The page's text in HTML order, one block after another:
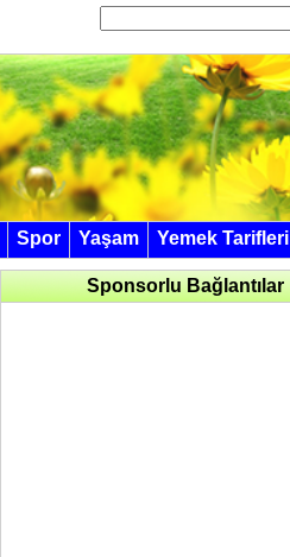
Spor Yaşam Yemek Tarifleri
Sponsorlu Bağlantılar